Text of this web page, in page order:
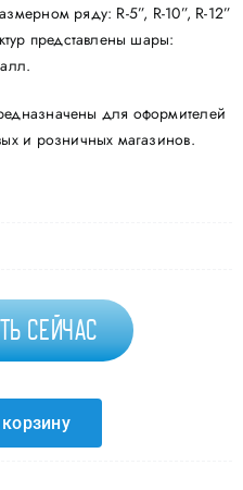
ряду: R-5”, R-10”, R-12”
представлены шары:
для оформителей
и розничных магазинов.
сейчас
корзину